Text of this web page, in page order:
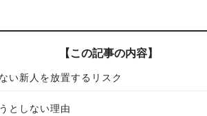
【この記事の内容】
い新人を放置するリスク
としない理由